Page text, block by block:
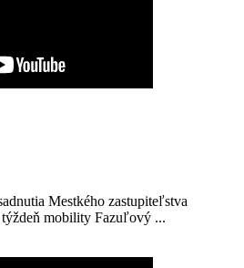
Mestkého zastupiteľstva
mobility Fazuľový ...